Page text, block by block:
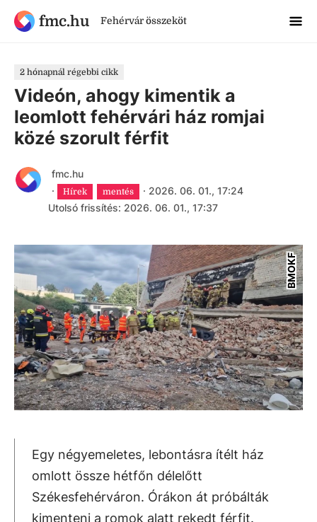
fmc.hu Fehérvár összeköt
2 hónapnál régebbi cikk
Videón, ahogy kimentik a
leomlott fehérvári ház romjai
közé szorult férfit
fmc.hu
·
Hírek mentés · 2026. 06. 01., 17:24
Utolsó frissítés: 2026. 06. 01., 17:37
BMOKF
Egy négyemeletes, lebontásra ítélt ház
omlott össze hétfőn délelőtt
Székesfehérváron. Órákon át próbálták
kimenteni a romok alatt rekedt férfit.